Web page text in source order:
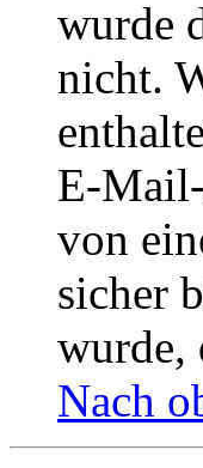
wurde
nicht.
E-
von
sicher
wurde,
Nach